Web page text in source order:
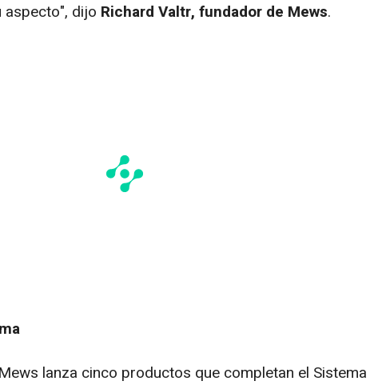
dijo Richard Valtr, fundador de Mews.
lanza cinco productos que completan el Sistema